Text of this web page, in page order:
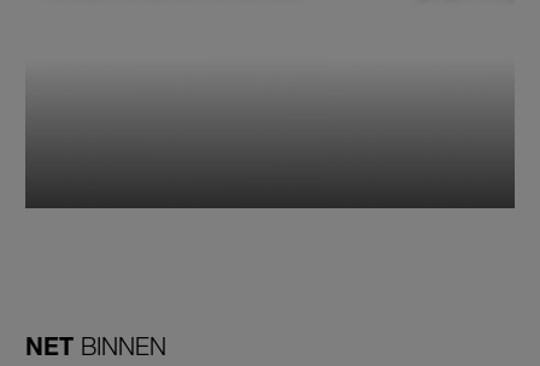
NET BINNEN